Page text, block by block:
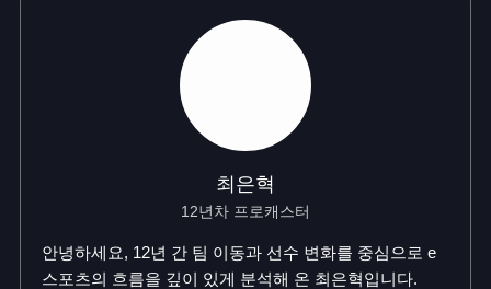
최은혁
12년차 프로캐스터
안녕하세요, 12년 간 팀 이동과 선수 변화를 중심으로 e
스포츠의 흐름을 깊이 있게 분석해 온 최은혁입니다.